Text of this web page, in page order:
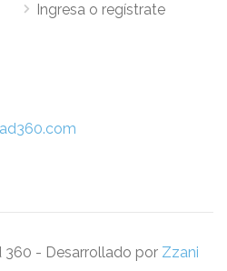
Ingresa o regístrate
- Desarrollado por Zzani